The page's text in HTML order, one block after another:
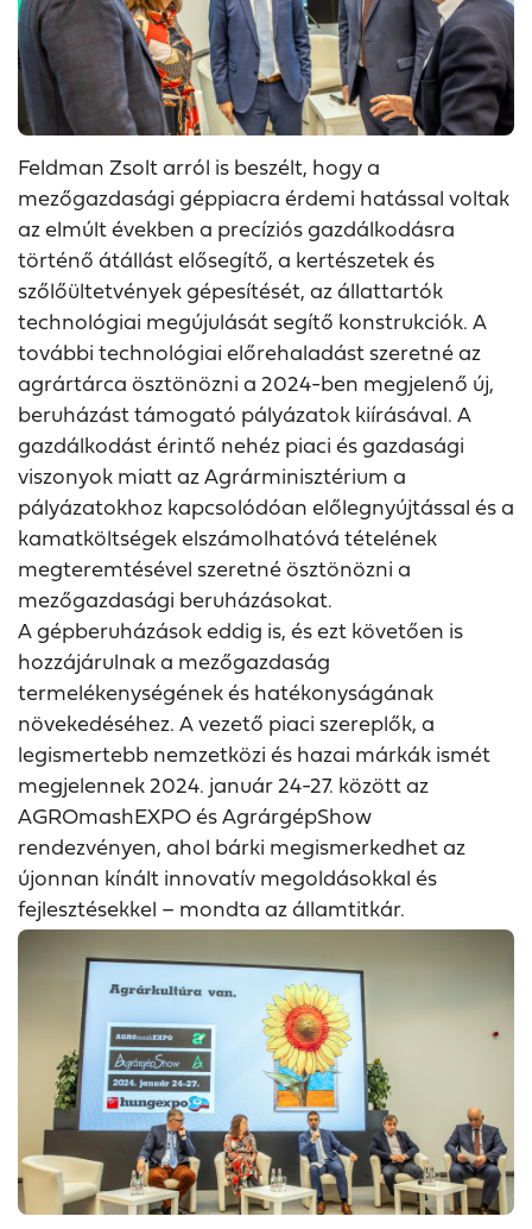
Feldman Zsolt arról is beszélt, hogy a
mezőgazdasági géppiacra érdemi hatással voltak
az elmúlt években a precíziós gazdálkodásra
történő átállást elősegítő, a kertészetek és
szőlőültetvények gépesítését, az állattartók
technológiai megújulását segítő konstrukciók. A
további technológiai előrehaladást szeretné az
agrártárca ösztönözni a 2024-ben megjelenő új,
beruházást támogató pályázatok kiírásával. A
gazdálkodást érintő nehéz piaci és gazdasági
viszonyok miatt az Agrárminisztérium a
pályázatokhoz kapcsolódóan előlegnyújtással és a
kamatköltségek elszámolhatóvá tételének
megteremtésével szeretné ösztönözni a
mezőgazdasági beruházásokat.
A gépberuházások eddig is, és ezt követően is
hozzájárulnak a mezőgazdaság
termelékenységének és hatékonyságának
növekedéséhez. A vezető piaci szereplők, a
legismertebb nemzetközi és hazai márkák ismét
megjelennek 2024. január 24-27. között az
AGROmashEXPO és AgrárgépShow
rendezvényen, ahol bárki megismerkedhet az
újonnan kínált innovatív megoldásokkal és
fejlesztésekkel – mondta az államtitkár.